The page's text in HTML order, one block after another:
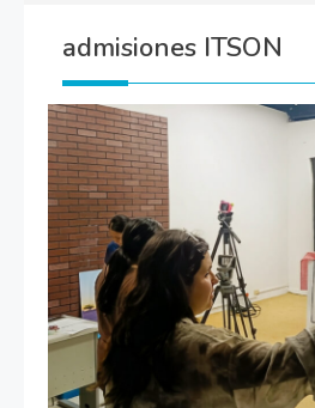
admisiones ITSON